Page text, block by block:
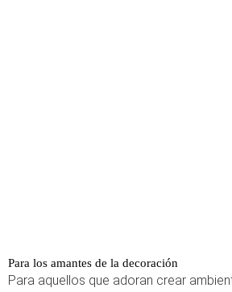
Para los amantes de la decoración
Para aquellos que adoran crear